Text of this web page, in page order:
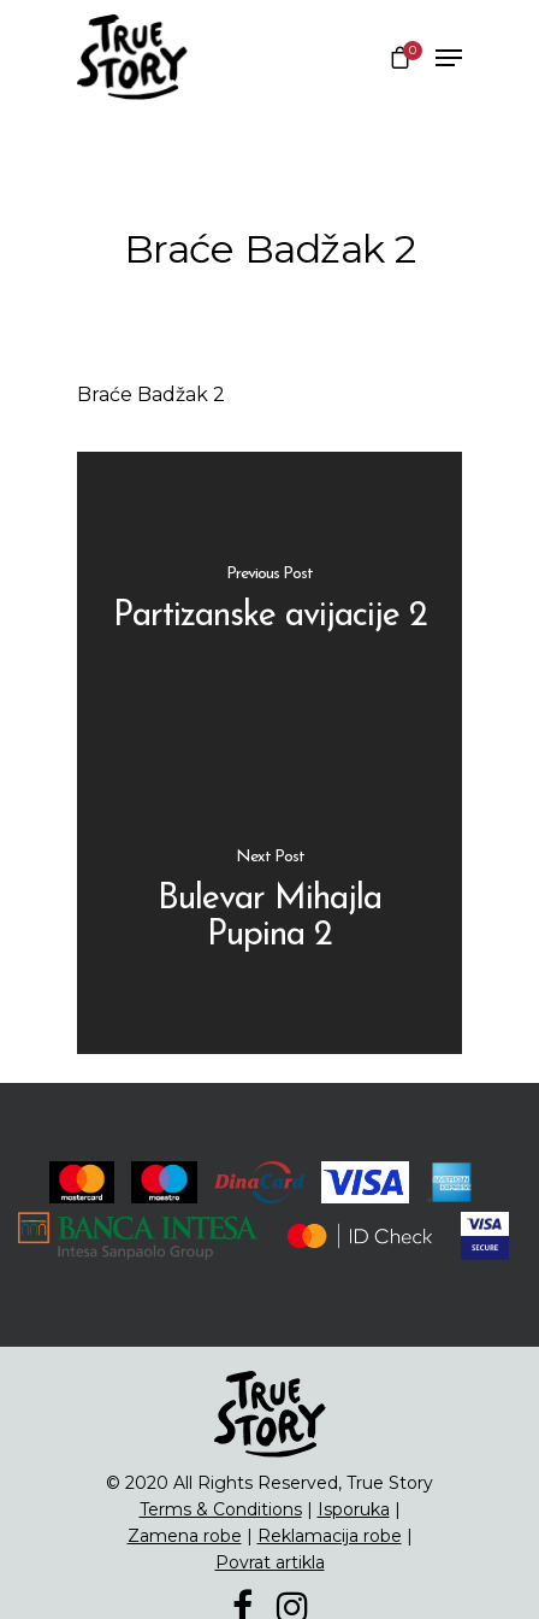
0
Braće Badžak 2
Braće Badžak 2
Previous Post
Partizanske avijacije 2
Next Post
Bulevar Mihajla
Pupina 2
© 2020 All Rights Reserved, True Story
Terms & Conditions| Isporuka |
Zamena robe | Reklamacija robe |
Povrat artikla
Sušeno Voće